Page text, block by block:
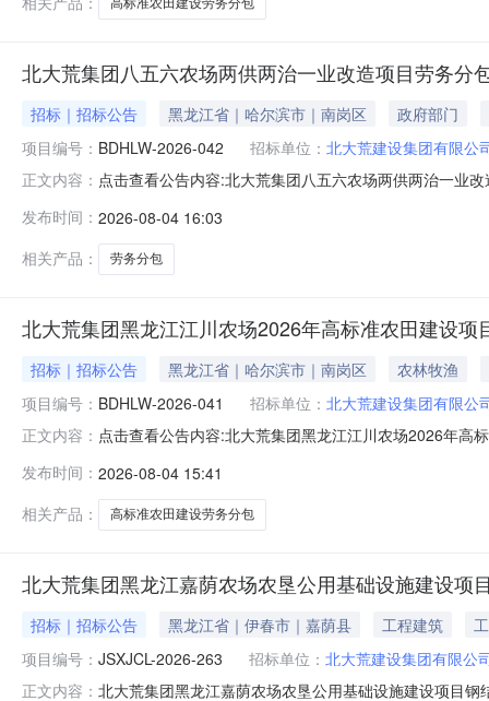
高标准农田建设劳务分包
北大荒集团八五六农场两供两治一业改造项目劳务分
招标｜招标公告 黑龙江省｜哈尔滨市｜南岗区
政府部门
项目编号： BDHLW-2026-042 招标单位： 北大荒建设集团有限公
正文内容： 点击查看公告内容:北大荒集团八五六农场两供两治一业
发布时间： 2026-08-04 16:03
相关产品：
劳务分包
北大荒集团黑龙江江川农场2026年高标准农田建设项
招标｜招标公告 黑龙江省｜哈尔滨市｜南岗区
农林牧渔
项目编号： BDHLW-2026-041 招标单位： 北大荒建设集团有限公
正文内容： 点击查看公告内容:北大荒集团黑龙江江川农场2026年高
发布时间： 2026-08-04 15:41
相关产品：
高标准农田建设劳务分包
北大荒集团黑龙江嘉荫农场农垦公用基础设施建设项
招标｜招标公告 黑龙江省｜伊春市｜嘉荫县 工程建筑
项目编号： JSXJCL-2026-263 招标单位： 北大荒建设集团有限公
正文内容： 北大荒集团黑龙江嘉荫农场农垦公用基础设施建设项目